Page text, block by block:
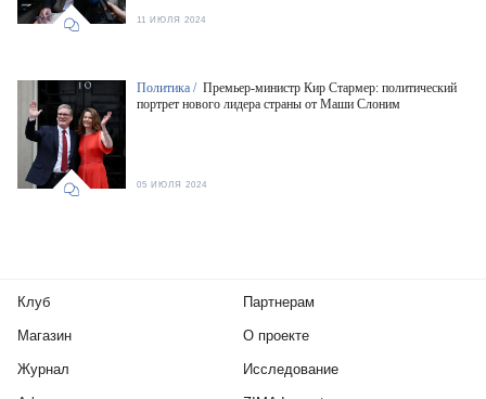
11 ИЮЛЯ 2024
Политика / Премьер-министр Кир Стармер: политический
портрет нового лидера страны от Маши Слоним
05 ИЮЛЯ 2024
Клуб
Магазин
Журнал
Партнерам
О проекте
Исследование